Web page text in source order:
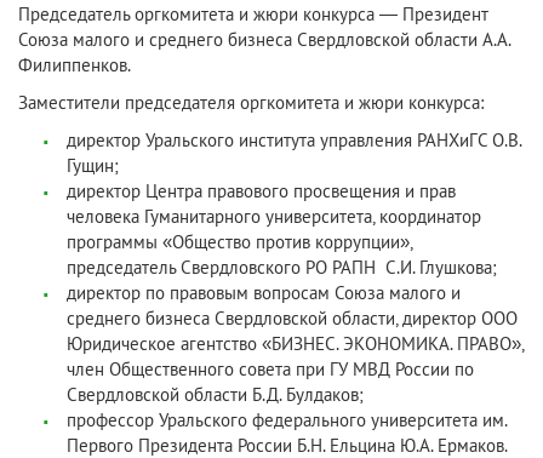
Председатель оргкомитета и жюри конкурса — Президент
Союза малого и среднего бизнеса Свердловской области А.А.
Филиппенков.
Заместители председателя оргкомитета и жюри конкурса:
директор Уральского института управления РАНХиГС О.В.
Гущин;
директор Центра правового просвещения и прав
человека Гуманитарного университета, координатор
программы «Общество против коррупции»,
председатель Свердловского РО РАПН С.И. Глушкова;
директор по правовым вопросам Союза малого и
среднего бизнеса Свердловской области, директор ООО
Юридическое агентство «БИЗНЕС. ЭКОНОМИКА. ПРАВО»,
член Общественного совета при ГУ МВД России по
Свердловской области Б.Д. Булдаков;
профессор Уральского федерального университета им.
Первого Президента России Б.Н. Ельцина Ю.А. Ермаков.